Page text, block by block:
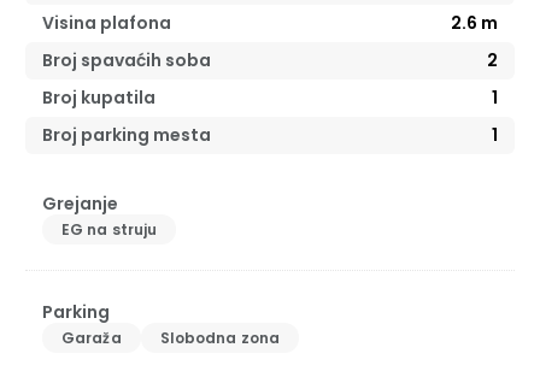
Visina plafona
2.6 m
Broj spavaćih soba
2
Broj kupatila
1
Broj parking mesta
1
Grejanje
EG na struju
Parking
Garaža Slobodna zona